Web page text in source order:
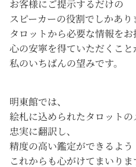
お客様にご提示するだけの
スピーカーの役割でしかあり
タロットから必要な情報を
心の安寧を得ていただくこと
私のいちばんの望みです。
明東館では、
絵札に込められたタロットの
忠実に翻訳し、
精度の高い鑑定ができるよう
これからも心がけてまいりま